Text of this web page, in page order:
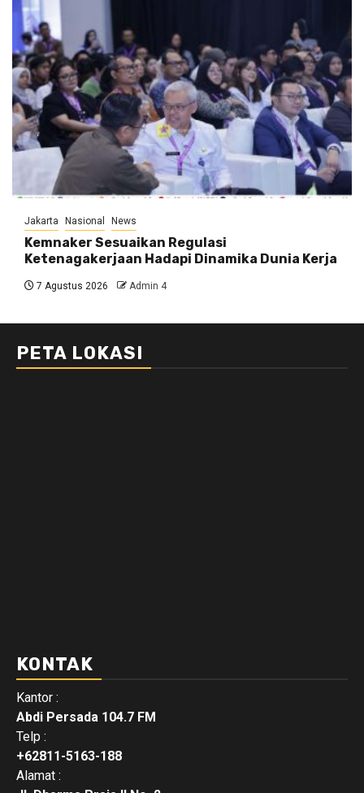
Jakarta Nasional News
Kemnaker Sesuaikan Regulasi
Ketenagakerjaan Hadapi Dinamika Dunia Kerja
7 Agustus 2026 Admin 4
PETA LOKASI
KONTAK
Kantor :
Abdi Persada 104.7 FM
Telp :
+62811-5163-188
Alamat :